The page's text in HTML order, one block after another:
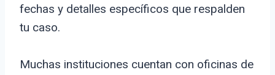
fechas y detalles específicos que respalden
tu caso.
Muchas instituciones cuentan con oficinas de